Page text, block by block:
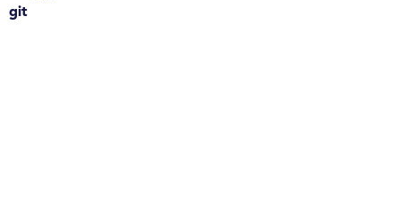
git